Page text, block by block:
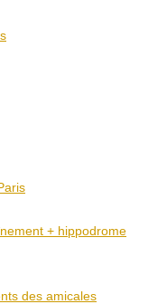
+ hippodrome
des amicales